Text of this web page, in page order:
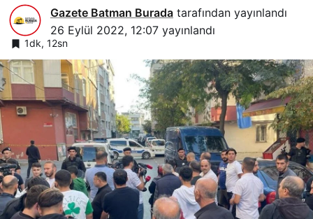
Gazete Batman Burada tarafından yayınlandı
26 Eylül 2022, 12:07 yayınlandı
1dk, 12sn